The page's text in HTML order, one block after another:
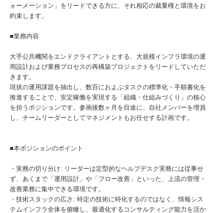
ォーメーション」をリードできる方に、それ相応の裁量権と環境をお
約束します。
■業務内容
大手公共機関をエンドクライアントとする、大規模インフラ環境の運
用設計および業務プロセスの再構築プロジェクトをリードしていただ
きます。
現状の運用課題を抽出し、数百におよぶタスクの標準化・手順書化を
推進することで、安定稼働を実現する「組織・仕組みづくり」の核心
を担うポジションです。参画後数ヶ月を目途に、自社メンバーを増員
し、チームリーダーとしてマネジメントもお任せする計画です。
■本ポジションのポイント
・実務の切り分け: リーダーは定型的なヘルプデスク実務には従事せ
ず、あくまで「運用設計」や「フロー改善」といった、上流の管理・
改善業務に集中できる環境です。
・技術スタックの広さ: 特定の技術に特化するのではなく、情報シス
テムインフラ全体を俯瞰し、最適化するコンサルティング能力を活か